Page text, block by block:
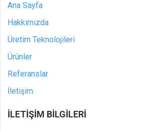
Ana Sayfa
Hakkımızda
Üretim Teknolojileri
Ürünler
Referanslar
İletişim
İLETIŞIM BILGILERI